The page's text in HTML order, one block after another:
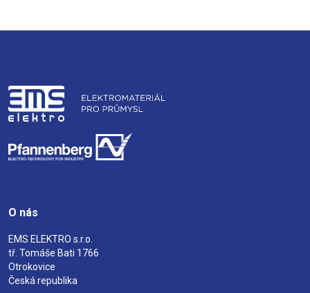
O nás
EMS ELEKTRO s.r.o.
tř. Tomáše Bati 1766
Otrokovice
Česká republika